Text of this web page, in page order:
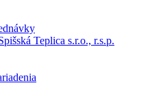
Teplica s.r.o., r.s.p.